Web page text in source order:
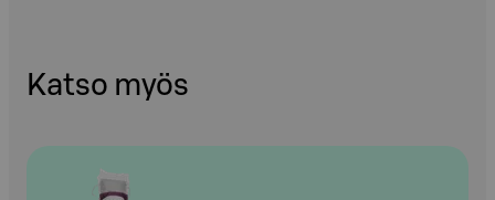
Katso myös